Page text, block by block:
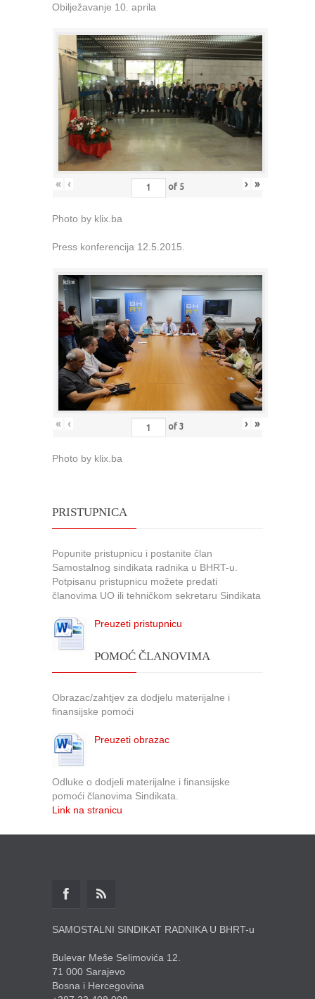
Obilježavanje 10. aprila
« ‹ of 5 › »
Photo by klix.ba
Press konferencija 12.5.2015.
« ‹ of 3 › »
Photo by klix.ba
PRISTUPNICA
Popunite pristupnicu i postanite član
Samostalnog sindikata radnika u BHRT-u.
Potpisanu pristupnicu možete predati
članovima UO ili tehničkom sekretaru Sindikata
Preuzeti pristupnicu
POMOĆ ČLANOVIMA
Obrazac/zahtjev za dodjelu materijalne i
finansijske pomoći
Preuzeti obrazac
Odluke o dodjeli materijalne i finansijske
pomoći članovima Sindikata.
Link na stranicu
SAMOSTALNI SINDIKAT RADNIKA U BHRT-u
Bulevar Meše Selimovića 12.
71 000 Sarajevo
Bosna i Hercegovina